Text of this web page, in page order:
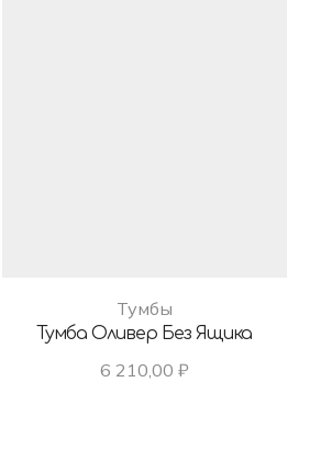
Тумбы
Тумба Оливер Без Ящика
6 210,00 ₽